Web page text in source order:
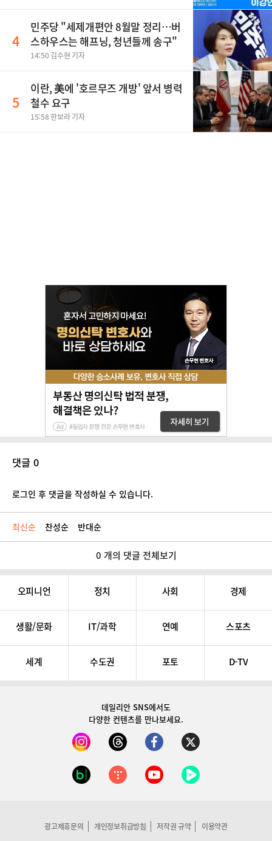
4
민주당 "세제개편안 8월말 정리…버
스하우스는 해프닝, 청년들께 송구"
14:50 김수현 기자
5
이란, 美에 '호르무즈 개방' 앞서 병력
철수 요구
15:58 한보라 기자
댓글 0
로그인 후 댓글을 작성하실 수 있습니다.
최신순 찬성순 반대순
0 개의 댓글 전체보기
오피니언 정치 사회 경제
생활/문화 IT/과학 연예 스포츠
세계 수도권 포토 D-TV
데일리안 SNS에서도
다양한 컨텐츠를 만나보세요.
광고제휴문의 개인정보취급방침 저작권 규약 이용약관